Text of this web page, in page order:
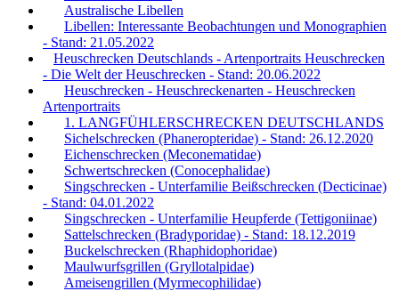
Australische Libellen
Libellen: Interessante Beobachtungen und Monographien
- Stand: 21.05.2022
Heuschrecken Deutschlands - Artenportraits Heuschrecken
- Die Welt der Heuschrecken - Stand: 20.06.2022
Heuschrecken - Heuschreckenarten - Heuschrecken
Artenportraits
1. LANGFÜHLERSCHRECKEN DEUTSCHLANDS
Sichelschrecken (Phaneropteridae) - Stand: 26.12.2020
Eichenschrecken (Meconematidae)
Schwertschrecken (Conocephalidae)
Singschrecken - Unterfamilie Beißschrecken (Decticinae)
- Stand: 04.01.2022
Singschrecken - Unterfamilie Heupferde (Tettigoniinae)
Sattelschrecken (Bradyporidae) - Stand: 18.12.2019
Buckelschrecken (Rhaphidophoridae)
Maulwurfsgrillen (Gryllotalpidae)
Ameisengrillen (Myrmecophilidae)